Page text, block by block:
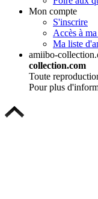
Mon compte
S'inscrire
Accès à
Ma liste
amiibo-
collection.com
Toute
Pour plus